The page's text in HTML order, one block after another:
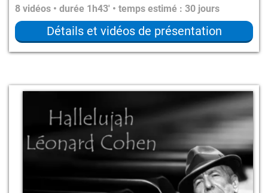
8 vidéos • durée 1h43' • temps estimé : 30 jours
Détails et vidéos de présentation